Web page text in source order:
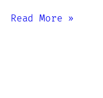
Read More »